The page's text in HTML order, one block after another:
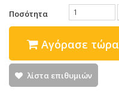
Ποσότητα
Αγόρασε τώρα
λίστα επιθυμιών